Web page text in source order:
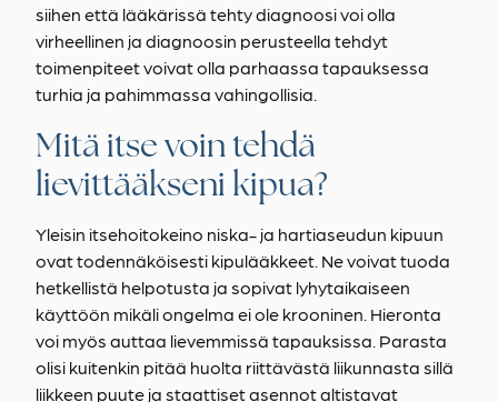
siihen että lääkärissä tehty diagnoosi voi olla
virheellinen ja diagnoosin perusteella tehdyt
toimenpiteet voivat olla parhaassa tapauksessa
turhia ja pahimmassa vahingollisia.
Mitä itse voin tehdä
lievittääkseni kipua?
Yleisin itsehoitokeino niska- ja hartiaseudun kipuun
ovat todennäköisesti kipulääkkeet. Ne voivat tuoda
hetkellistä helpotusta ja sopivat lyhytaikaiseen
käyttöön mikäli ongelma ei ole krooninen. Hieronta
voi myös auttaa lievemmissä tapauksissa. Parasta
olisi kuitenkin pitää huolta riittävästä liikunnasta sillä
liikkeen puute ja staattiset asennot altistavat